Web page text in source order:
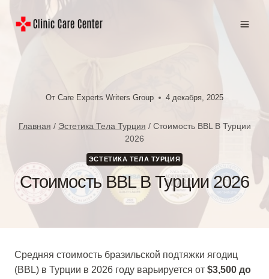
содержимому
От Care Experts Writers Group 4 декабря, 2025
Главная / Эстетика Тела Турция / Стоимость BBL В Турции
2026
ЭСТЕТИКА ТЕЛА ТУРЦИЯ
Стоимость BBL В Турции 2026
Средняя стоимость бразильской подтяжки ягодиц
(BBL) в Турции в 2026 году варьируется от $3,500 до